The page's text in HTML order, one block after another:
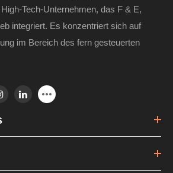
Tech-Unternehmen, das F & E,
integriert. Es konzentriert sich auf
im Bereich des fern gesteuerten